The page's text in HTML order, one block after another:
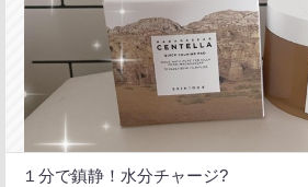
１分で鎮静！水分チャージ?